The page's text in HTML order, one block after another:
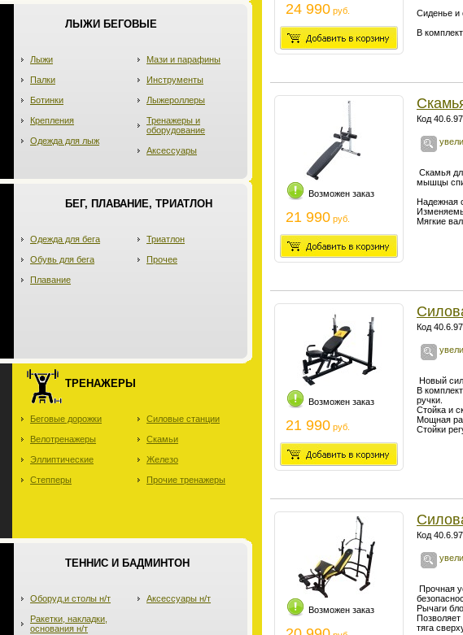
ЛЫЖИ БЕГОВЫЕ
Лыжи
Палки
Ботинки
Крепления
Одежда для лыж
Мази и парафины
Инструменты
Лыжероллеры
Тренажеры и
оборудование
Аксессуары
БЕГ, ПЛАВАНИЕ, ТРИАТЛОН
Одежда для бега
Обувь для бега
Плавание
Триатлон
Прочее
ТРЕНАЖЕРЫ
Беговые дорожки
Велотренажеры
Эллиптические
Степперы
Силовые станции
Скамьи
Железо
Прочие тренажеры
ТЕННИС И БАДМИНТОН
Оборуд.и столы н/т
Ракетки, накладки,
основания н/т
Аксессуары н/т
24 990 руб.
Сиденье и
В
Возможен заказ
21 990 руб.
Код
Скамья
мышцы
Надежная
Мягкие
Возможен заказ
21 990 руб.
Код
Новый
В
ручки.
Стойка и
Мощная
Стойки
Возможен заказ
Код
Прочная
Рычаги
Позволяет
тяга